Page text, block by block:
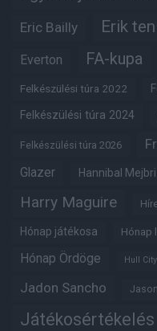
Eric Bailly Erik
Everton FA-kupa
Felkészülési túra 2022
Felkészülési túra 2024
Felkészülési túra 2026
Glazer Hannibal Mejbri
Harry Maguire
Hónap játékosa Hónap
Hónap Ördöge Hull City
Jadon Sancho
Játékosértékelés